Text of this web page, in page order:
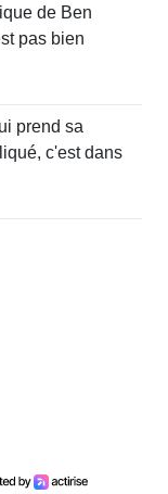
de Ben
pas bien
prend sa
c'est dans